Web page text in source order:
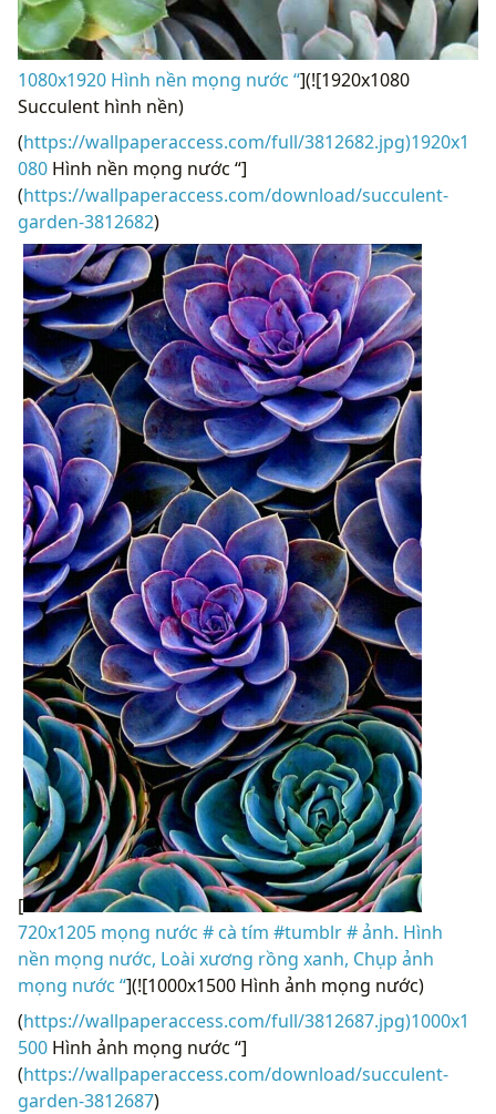
1080x1920 Hình nền mọng nước “](![1920x1080
Succulent hình nền)
(https://wallpaperaccess.com/full/3812682.jpg)1920x1
080 Hình nền mọng nước “]
(https://wallpaperaccess.com/download/succulent-
garden-3812682)
[
720x1205 mọng nước # cà tím #tumblr # ảnh. Hình
nền mọng nước, Loài xương rồng xanh, Chụp ảnh
mọng nước “](![1000x1500 Hình ảnh mọng nước)
(https://wallpaperaccess.com/full/3812687.jpg)1000x1
500 Hình ảnh mọng nước “]
(https://wallpaperaccess.com/download/succulent-
garden-3812687)